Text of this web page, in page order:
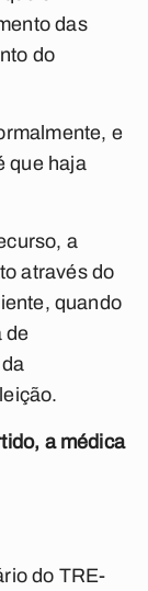
das
do
e
que haja
a
através do
quando
de
a médica
do TRE-